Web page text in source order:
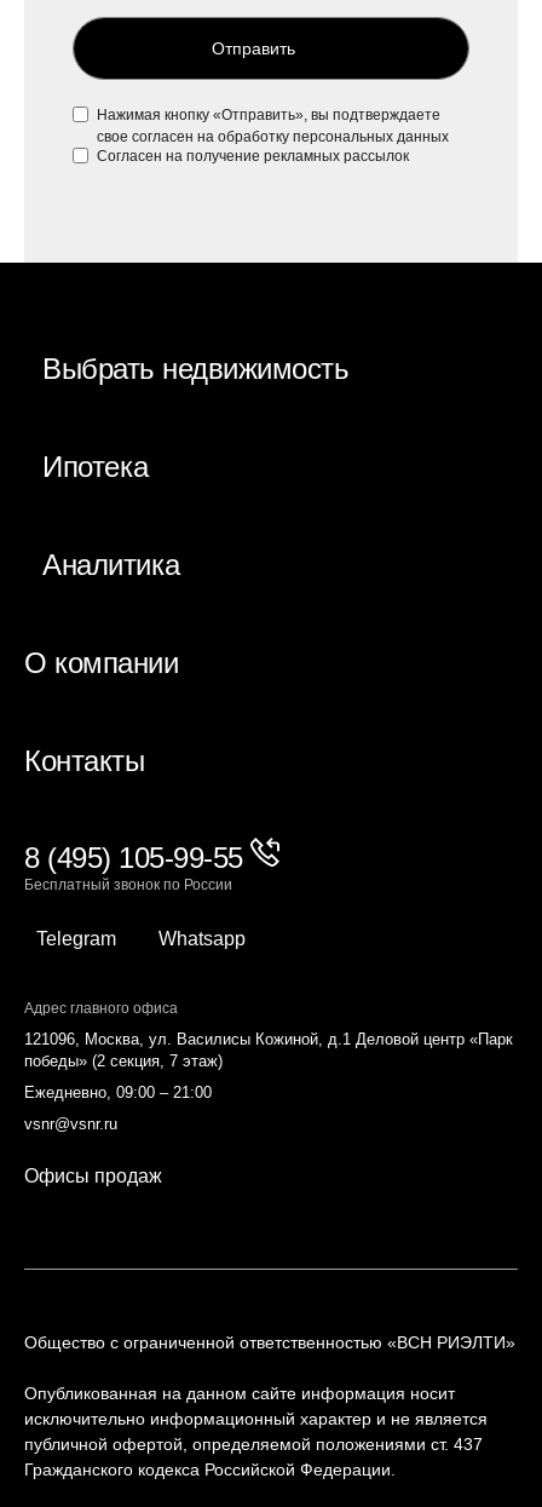
Отправить
Нажимая кнопку «Отправить», вы подтверждаете
свое согласен на обработку персональных данных
Согласен на получение рекламных рассылок
Выбрать недвижимость
Ипотека
Аналитика
О компании
Контакты
8 (495) 105-99-55
Бесплатный звонок по России
Telegram Whatsapp
Адрес главного офиса
121096, Москва, ул. Василисы Кожиной, д.1 Деловой центр «Парк
победы» (2 секция, 7 этаж)
Ежедневно, 09:00 – 21:00
vsnr@vsnr.ru
Офисы продаж
Общество с ограниченной ответственностью «ВСН РИЭЛТИ»
Опубликованная на данном сайте информация носит
исключительно информационный характер и не является
публичной офертой, определяемой положениями ст. 437
Гражданского кодекса Российской Федерации.